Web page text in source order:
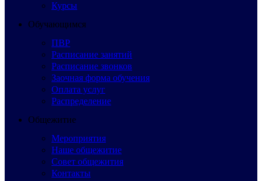
Курсы
Обучающимся
ПВР
Расписание занятий
Расписание звонков
Заочная форма обучения
Оплата услуг
Распределение
Общежитие
Мероприятия
Наше общежитие
Совет общежития
Контакты